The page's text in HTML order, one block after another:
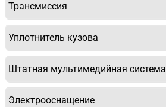
Трансмиссия
Уплотнитель кузова
Штатная мультимедийная система
Электрооснащение